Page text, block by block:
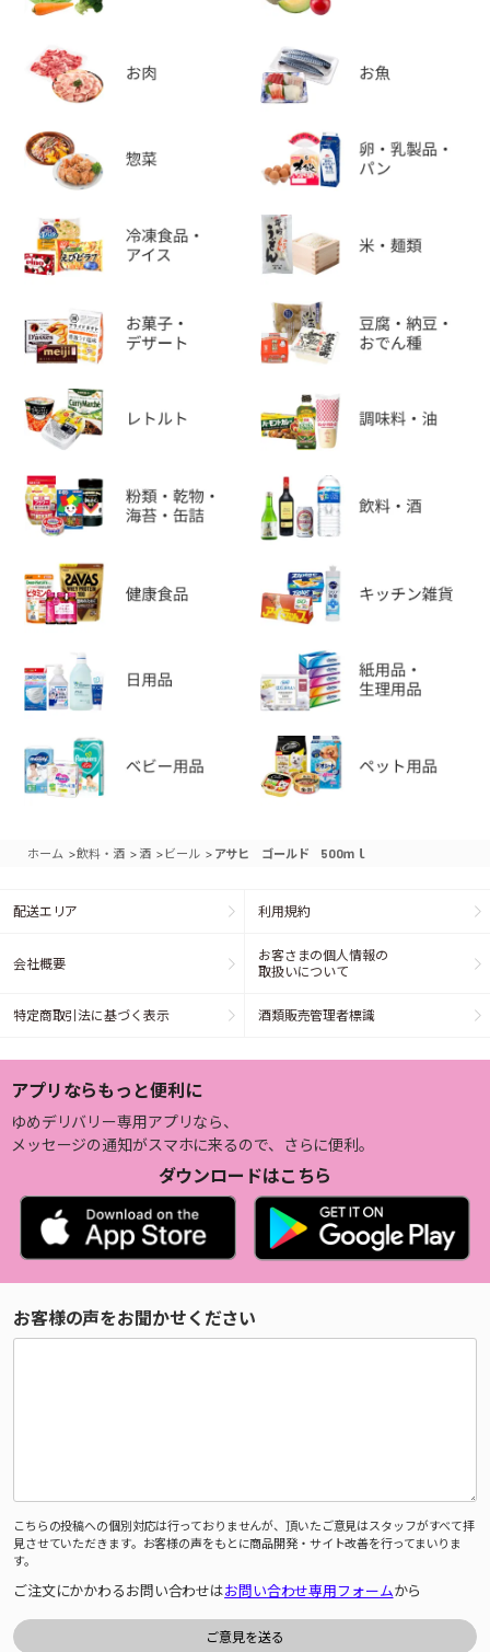
ホーム >飲料・酒 > 酒 > ビール > アサヒ ゴールド 500ｍｌ
配送エリア 利用規約
会社概要
お客さまの個人情報の
取扱いについて
特定商取引法に基づく表示 酒類販売管理者標識
アプリならもっと便利に
ゆめデリバリー専用アプリなら、
メッセージの通知がスマホに来るので、さらに便利。
ダウンロードはこちら
お客様の声をお聞かせください
こちらの投稿への個別対応は行っておりませんが、頂いたご意見はスタッフがすべて拝
見させていただきます。お客様の声をもとに商品開発・サイト改善を行ってまいりま
す。
ご注文にかかわるお問い合わせはお問い合わせ専用フォームから